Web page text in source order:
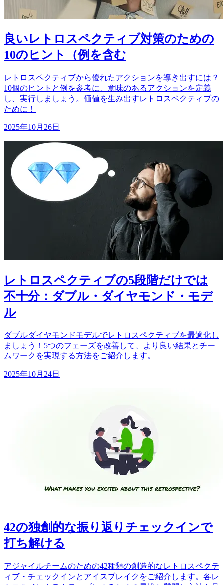
良いレトロスペクティブ対策のための
10のヒント（例を含む
レトロスペクティブから優れたアクションを導き出すには？
10個のヒントと例を参考に、意味のあるアクションを定義
し、実行しましょう。価値を生み出すレトロスペクティブの
ために！
2025年10月26日
レトロスペクティブの5段階だけでは
不十分：ダブル・ダイヤモンド・モデ
ル
ダブルダイヤモンドモデルでレトロスペクティブを最適化し
ましょう！5つのフェーズを改善して、より良い結果とチー
ムワークを実現する方法をご紹介します。
2025年10月24日
42の独創的な振り返りチェックインで
打ち解ける
アジャイルチームのための42種類の創造的なレトロスペクテ
ィブ・チェックインとアイスブレイクをご紹介します。各レ